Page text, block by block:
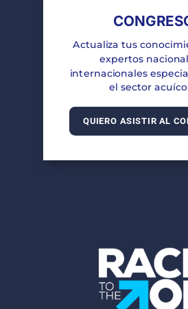
Actualiza tus
expertos
internacionales
el sector
QUIERO ASISTIR AL